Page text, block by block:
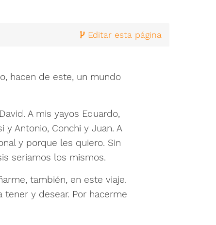
Editar esta página
hacen de este, un mundo
A mis yayos Eduardo,
y Antonio, Conchi y Juan. A
y porque les quiero. Sin
seríamos los mismos.
también, en este viaje.
y desear. Por hacerme